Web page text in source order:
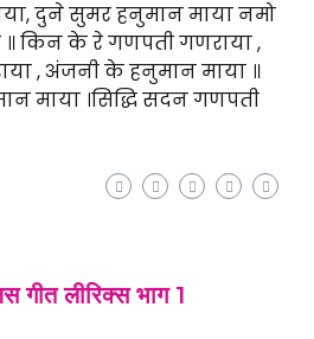
दुने सुमर हनुमान माया नमो
किन के रे गणपती गणराया ,
, अंजनी के हनुमान माया ॥
माया ।सिद्धि सदन गणपती
लीरिक्स भाग 1